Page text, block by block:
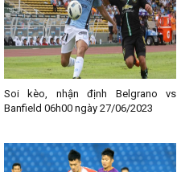
Soi kèo, nhận định Belgrano vs
Banfield 06h00 ngày 27/06/2023